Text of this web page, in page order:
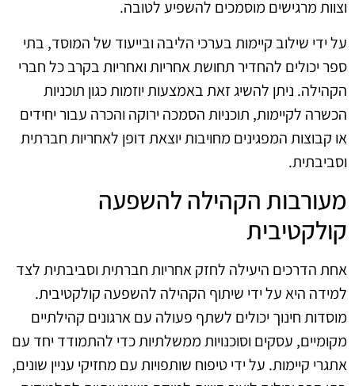
וצוות מרגישים מוסמכים להשפיע לטובה.
על ידי שילוב קיימות בערכי הליבה ובייעוד של המוסד, בתי
ספר יכולים להחדיר תחושת אחריות ואחריות בקרב כל חברי
הקהילה. ניתן להשיג זאת באמצעות יוזמות כגון תוכניות
הכשרה לקיימות, תוכניות הסמכה ירוקה והכרה עבור יחידים
או קבוצות המפגינים מחויבות יוצאת דופן לאחריות חברתית
וסביבתית.
מעורבות הקהילה להשפעה
קולקטיבית
אחת הדרכים היעילה לחזק אחריות חברתית וסביבתית לצד
למידה היא על ידי שיתוף הקהילה להשפעה קולקטיבית.
מוסדות חינוך יכולים לשתף פעולה עם ארגונים קהילתיים
מקומיים, עסקים וסוכנויות ממשלתיות כדי להתמודד יחד עם
אתגרי קיימות. על ידי טיפוח שותפויות עם מחזיקי עניין שונים,